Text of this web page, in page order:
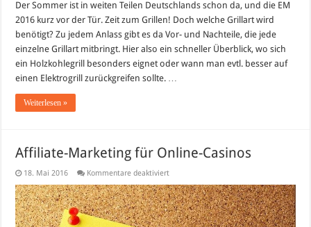
Der Sommer ist in weiten Teilen Deutschlands schon da, und die EM
2016 kurz vor der Tür. Zeit zum Grillen! Doch welche Grillart wird
benötigt? Zu jedem Anlass gibt es da Vor- und Nachteile, die jede
einzelne Grillart mitbringt. Hier also ein schneller Überblick, wo sich
ein Holzkohlegrill besonders eignet oder wann man evtl. besser auf
einen Elektrogrill zurückgreifen sollte. …
Weiterlesen »
Affiliate-Marketing für Online-Casinos
18. Mai 2016 Kommentare deaktiviertfür
Marketing
für
Online-
Casinos